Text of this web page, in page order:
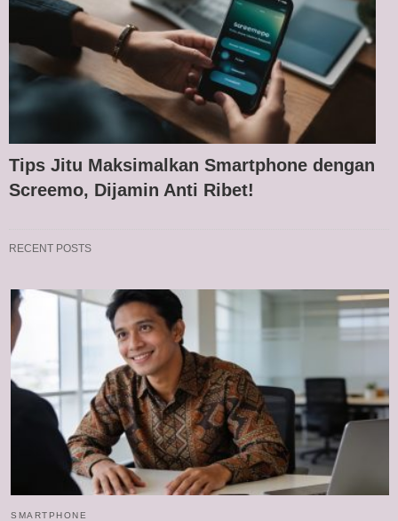
Tips Jitu Maksimalkan Smartphone dengan
Screemo, Dijamin Anti Ribet!
RECENT POSTS
SMARTPHONE